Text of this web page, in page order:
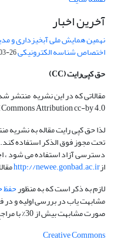
آخرین اخبار
نهمین همایش ملی آبخیزداری و
اختصاص شناسه الکترونیکی DOI26
حق کپی‌رایت(CC)
Commons Attribution cc-by 4.0) هستند.
لذا حق کپی رایت مقاله به نشریه
تحت مجوز فوق الذکر استفاده
دسترسی آزاد استفاده می شود ،
ازhttp://newee.gonbad.ac.ir
لازم به ذکر است که به منظورحفظ
مشابهت یاب در بررسی اولیه و در
صورت مشابهت بیش از 30% با مراجع موجود قبلی، مقاله رد خواهد شد.
Creative Commons